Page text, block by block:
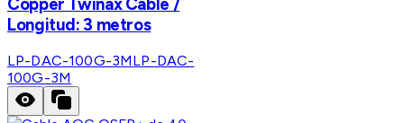
Longitud: 3 metros
LP-DAC-100G-3MLP-DAC-
100G-3M